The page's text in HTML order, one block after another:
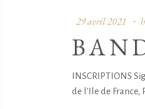
29 avril 2021
INSCRIPTIONS
de l'Ile de